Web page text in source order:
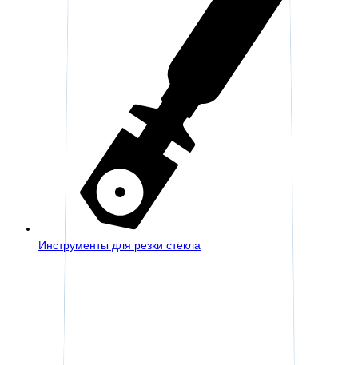
Инструменты для резки стекла